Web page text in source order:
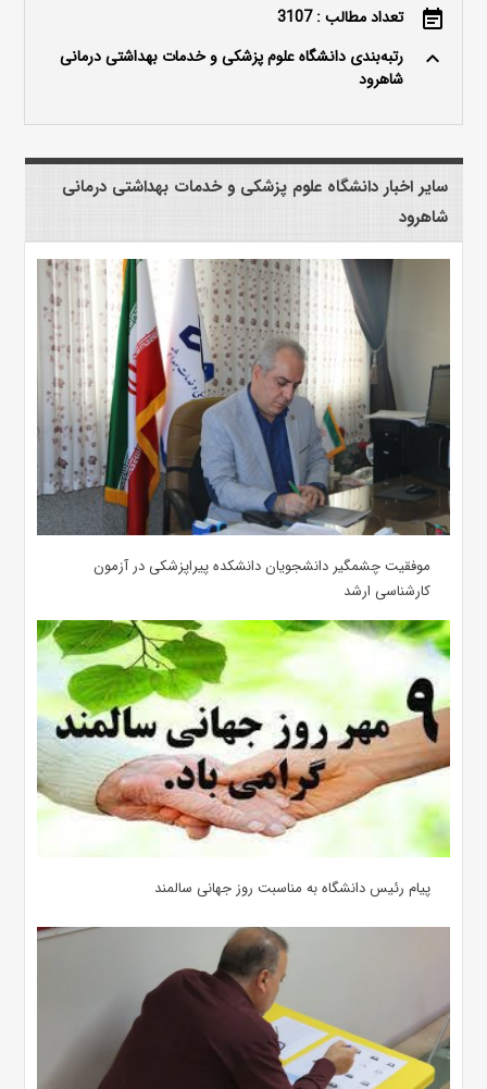
event_note تعداد مطالب : 3107
keyboard_arrow_up
رتبه‌بندی دانشگاه علوم پزشکی و خدمات بهداشتی درمانی
شاهرود
سایر اخبار دانشگاه علوم پزشکی و خدمات بهداشتی درمانی
شاهرود
موفقیت چشمگیر دانشجویان دانشکده پیراپزشکی در آزمون
کارشناسی ارشد
پیام رئیس دانشگاه به مناسبت روز جهانی سالمند